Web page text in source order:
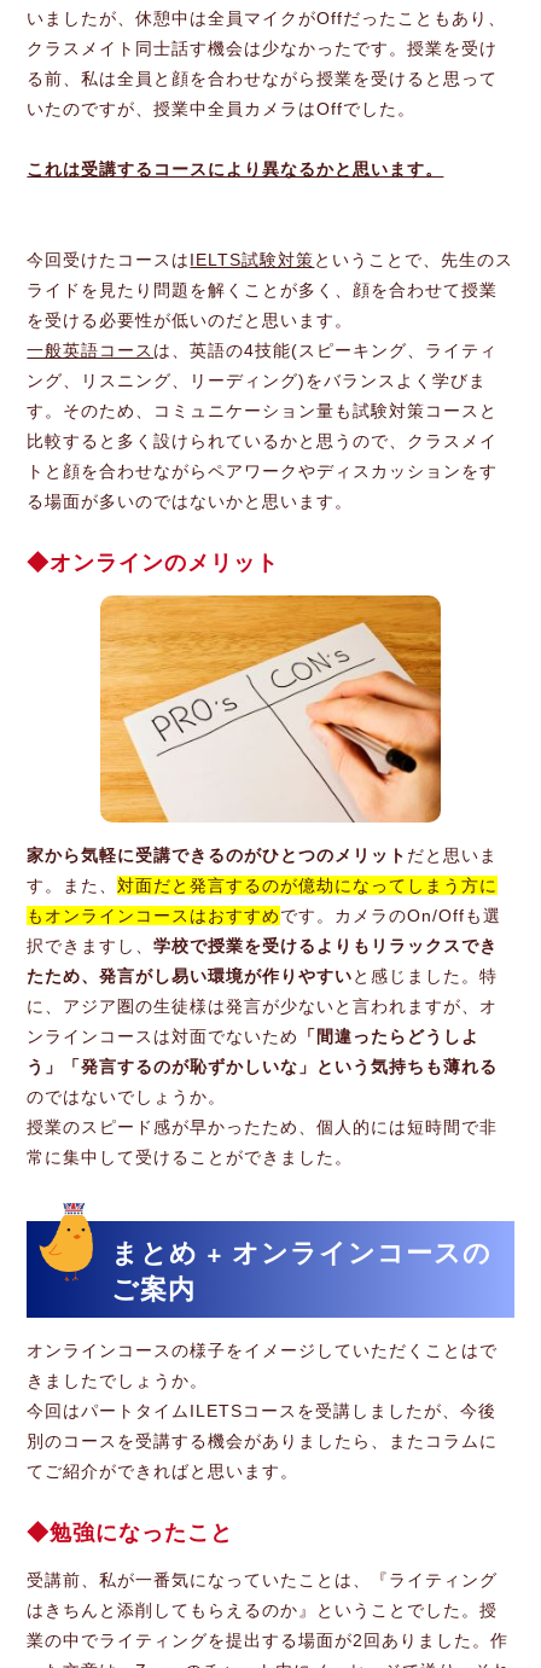
いましたが、休憩中は全員マイクがOffだったこともあり、
クラスメイト同士話す機会は少なかったです。授業を受け
る前、私は全員と顔を合わせながら授業を受けると思って
いたのですが、授業中全員カメラはOffでした。
これは受講するコースにより異なるかと思います。
今回受けたコースはIELTS試験対策ということで、先生のス
ライドを見たり問題を解くことが多く、顔を合わせて授業
を受ける必要性が低いのだと思います。
一般英語コース は、英語の4技能(スピーキング、ライティ
ング、リスニング、リーディング)をバランスよく学びま
す。そのため、コミュニケーション量も試験対策コースと
比較すると多く設けられているかと思うので、クラスメイ
トと顔を合わせながらペアワークやディスカッションをす
る場面が多いのではないかと思います。
オンラインのメリット
家から気軽に受講できるのがひとつのメリット だと思いま
す。また、対面だと発言するのが億劫になってしまう方に
もオンラインコースはおすすめです。カメラのOn/Offも選
択できますし、学校で授業を受けるよりもリラックスでき
たため、発言がし易い環境が作りやすいと感じました。特
に、アジア圏の生徒様は発言が少ないと言われますが、オ
ンラインコースは対面でないため
「間違ったらどうしよ
う」「発言するのが恥ずかしいな」という気持ちも薄れる
のではないでしょうか。
授業のスピード感が早かったため、個人的には短時間で非
常に集中して受けることができました。
まとめ + オンラインコースの
ご案内
オンラインコースの様子をイメージしていただくことはで
きましたでしょうか。
今回はパートタイムILETSコースを受講しましたが、今後
別のコースを受講する機会がありましたら、またコラムに
てご紹介ができればと思います。
勉強になったこと
受講前、私が一番気になっていたことは、『ライティング
はきちんと添削してもらえるのか』ということでした。授
業の中でライティングを提出する場面が2回ありました。作